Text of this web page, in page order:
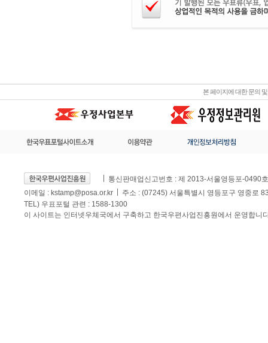
본 페이지에 대한 문의
통신판매업신고번호 : 제 2013-서울영등포-0490호
이메일 : kstamp@posa.or.kr
주소 : (07245) 서울특별시 영등포구 영중로
TEL) 우표포털 관련 : 1588-1300
이 사이트는 인터넷우체국에서 구축하고 한국우편사업진흥원에서 운영합니